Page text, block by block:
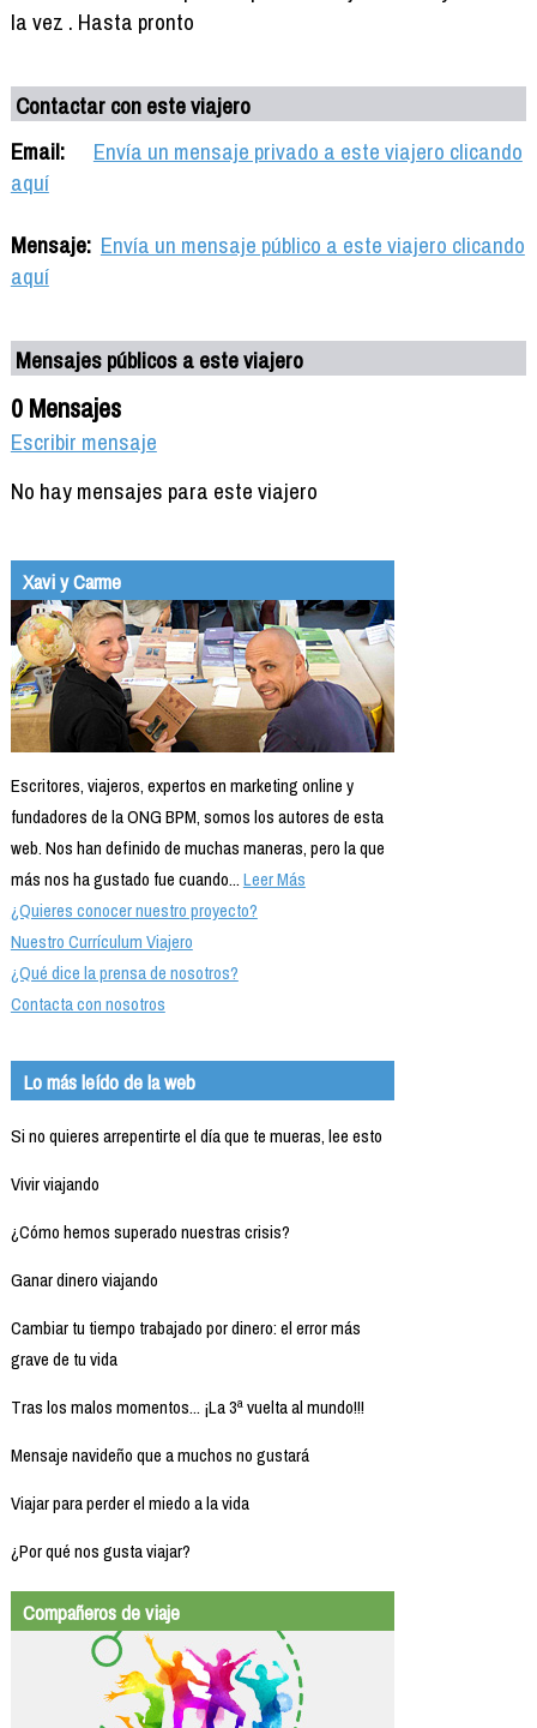
la vez . Hasta pronto
Contactar con este viajero
Email:
Envía un mensaje privado a este viajero clicando
aquí
Mensaje: Envía un mensaje público a este viajero clicando
aquí
Mensajes públicos a este viajero
0 Mensajes
Escribir mensaje
No hay mensajes para este viajero
Xavi y Carme
Escritores, viajeros, expertos en marketing online y
fundadores de la ONG BPM, somos los autores de esta
web. Nos han definido de muchas maneras, pero la que
más nos ha gustado fue cuando...Leer Más
¿Quieres conocer nuestro proyecto?
Nuestro Currículum Viajero
¿Qué dice la prensa de nosotros?
Contacta con nosotros
Lo más leído de la web
Si no quieres arrepentirte el día que te mueras, lee esto
Vivir viajando
¿Cómo hemos superado nuestras crisis?
Ganar dinero viajando
Cambiar tu tiempo trabajado por dinero: el error más
grave de tu vida
Tras los malos momentos... ¡La 3ª vuelta al mundo!!!
Mensaje navideño que a muchos no gustará
Viajar para perder el miedo a la vida
¿Por qué nos gusta viajar?
Compañeros de viaje